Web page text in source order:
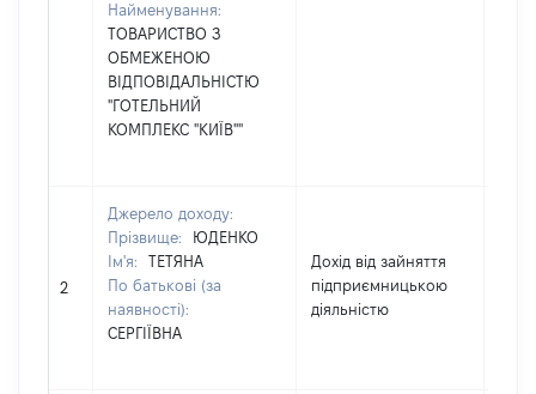
Найменування:
ТОВАРИСТВО З
ОБМЕЖЕНОЮ
ВІДПОВІДАЛЬНІСТЮ
"ГОТЕЛЬНИЙ
КОМПЛЕКС "КИЇВ""
2
Джерело доходу:
Прізвище:
ЮДЕНКО
Ім'я:
ТЕТЯНА
По батькові (за
наявності):
СЕРГІЇВНА
Дохід від зайняття
підприємницькою
діяльністю